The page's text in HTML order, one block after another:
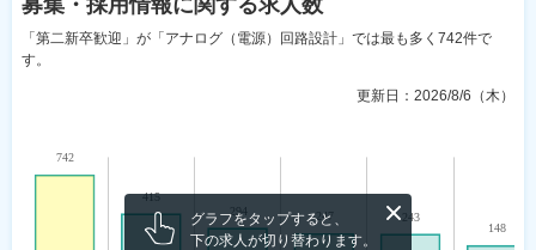
募集・採用情報に関する求人数
「第二新卒歓迎」が「アナログ（電源）回路設計」では最も多く742件で
す。
更新日： 2026/8/6（木）
グラフをタップすると、
下の求人が切り替わります。